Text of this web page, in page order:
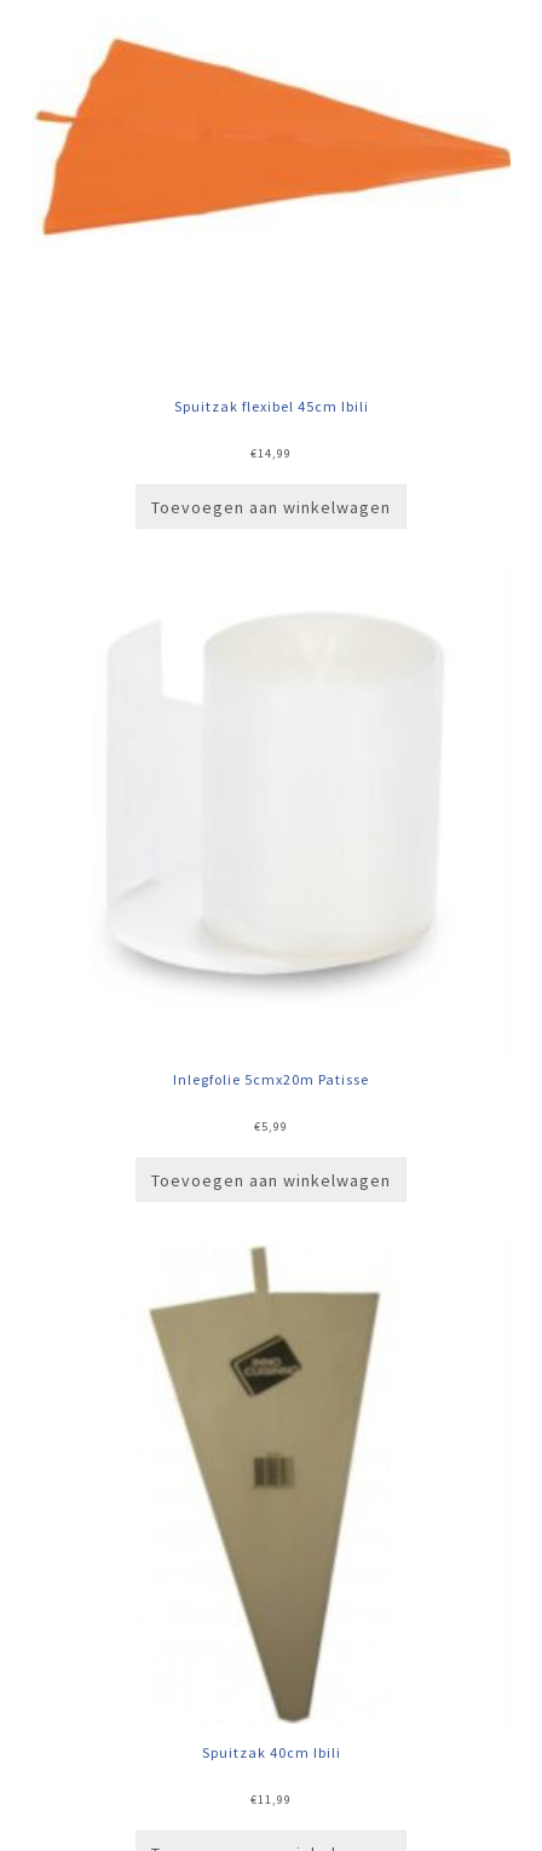
Spuitzak flexibel 45cm Ibili
€14,99
Toevoegen aan winkelwagen
Inlegfolie 5cmx20m Patisse
€5,99
Toevoegen aan winkelwagen
Spuitzak 40cm Ibili
€11,99